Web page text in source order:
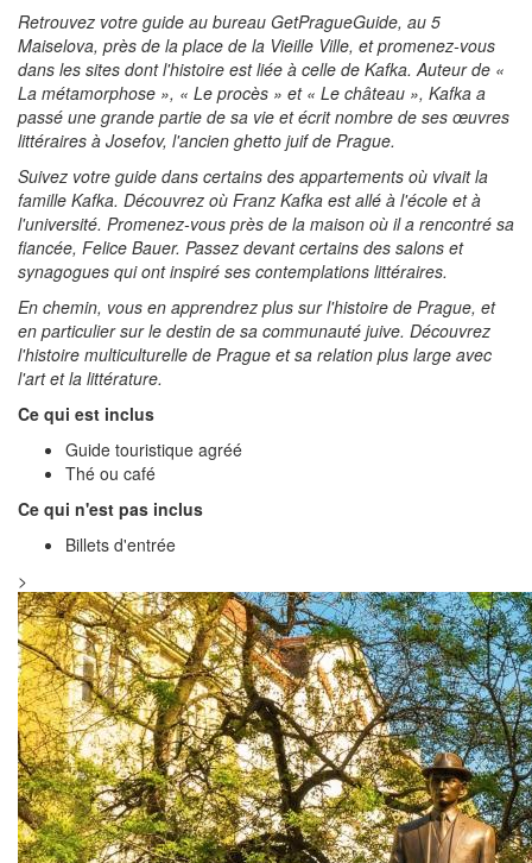
Retrouvez votre guide au bureau GetPragueGuide, au 5
Maiselova, près de la place de la Vieille Ville, et promenez-vous
dans les sites dont l'histoire est liée à celle de Kafka. Auteur de «
La métamorphose », « Le procès » et « Le château », Kafka a
passé une grande partie de sa vie et écrit nombre de ses œuvres
littéraires à Josefov, l'ancien ghetto juif de Prague.
Suivez votre guide dans certains des appartements où vivait la
famille Kafka. Découvrez où Franz Kafka est allé à l'école et à
l'université. Promenez-vous près de la maison où il a rencontré sa
fiancée, Felice Bauer. Passez devant certains des salons et
synagogues qui ont inspiré ses contemplations littéraires.
En chemin, vous en apprendrez plus sur l'histoire de Prague, et
en particulier sur le destin de sa communauté juive. Découvrez
l'histoire multiculturelle de Prague et sa relation plus large avec
l'art et la littérature.
Ce qui est inclus
Guide touristique agréé
Thé ou café
Ce qui n'est pas inclus
Billets d'entrée
>